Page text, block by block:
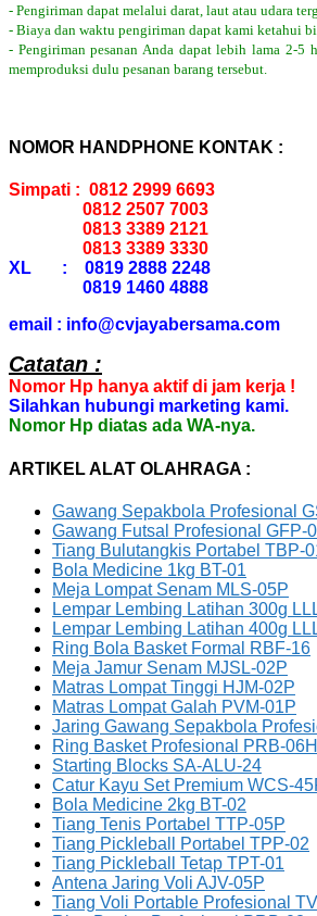
- Pengiriman dapat melalui darat, laut atau udara
- Biaya dan waktu pengiriman dapat kami ketahui
- Pengiriman pesanan Anda dapat lebih lama 2-
memproduksi dulu pesanan barang tersebut.
NOMOR HANDPHONE KONTAK :
Simpati : 0812 2999 6693
0812 2507 7003
0813 3389 2121
0813 3389 3330
XL : 0819 2888 2248
0819 1460 4888
email : info@cvjayabersama.com
Catatan :
Nomor Hp hanya aktif di jam kerja !
Silahkan hubungi marketing kami.
Nomor Hp diatas ada WA-nya.
ARTIKEL ALAT OLAHRAGA :
Gawang Sepakbola Profesional
Gawang Futsal Profesional GFP-
Tiang Bulutangkis Portabel TBP-
Bola Medicine 1kg BT-01
Meja Lompat Senam MLS-05P
Lempar Lembing Latihan 300g
Lempar Lembing Latihan 400g
Ring Bola Basket Formal RBF-16
Meja Jamur Senam MJSL-02P
Matras Lompat Tinggi HJM-02P
Matras Lompat Galah PVM-01P
Jaring Gawang Sepakbola
Ring Basket Profesional PRB-06H
Starting Blocks SA-ALU-24
Catur Kayu Set Premium WCS-
Bola Medicine 2kg BT-02
Tiang Tenis Portabel TTP-05P
Tiang Pickleball Portabel TPP-02
Tiang Pickleball Tetap TPT-01
Antena Jaring Voli AJV-05P
Tiang Voli Portable Profesional